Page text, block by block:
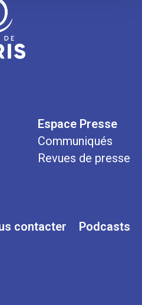
Espace Presse
Communiqués
Revues de presse
contacter Podcasts